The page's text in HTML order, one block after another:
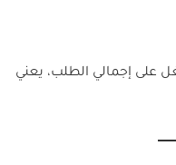
على إجمالي الطلب، يعني